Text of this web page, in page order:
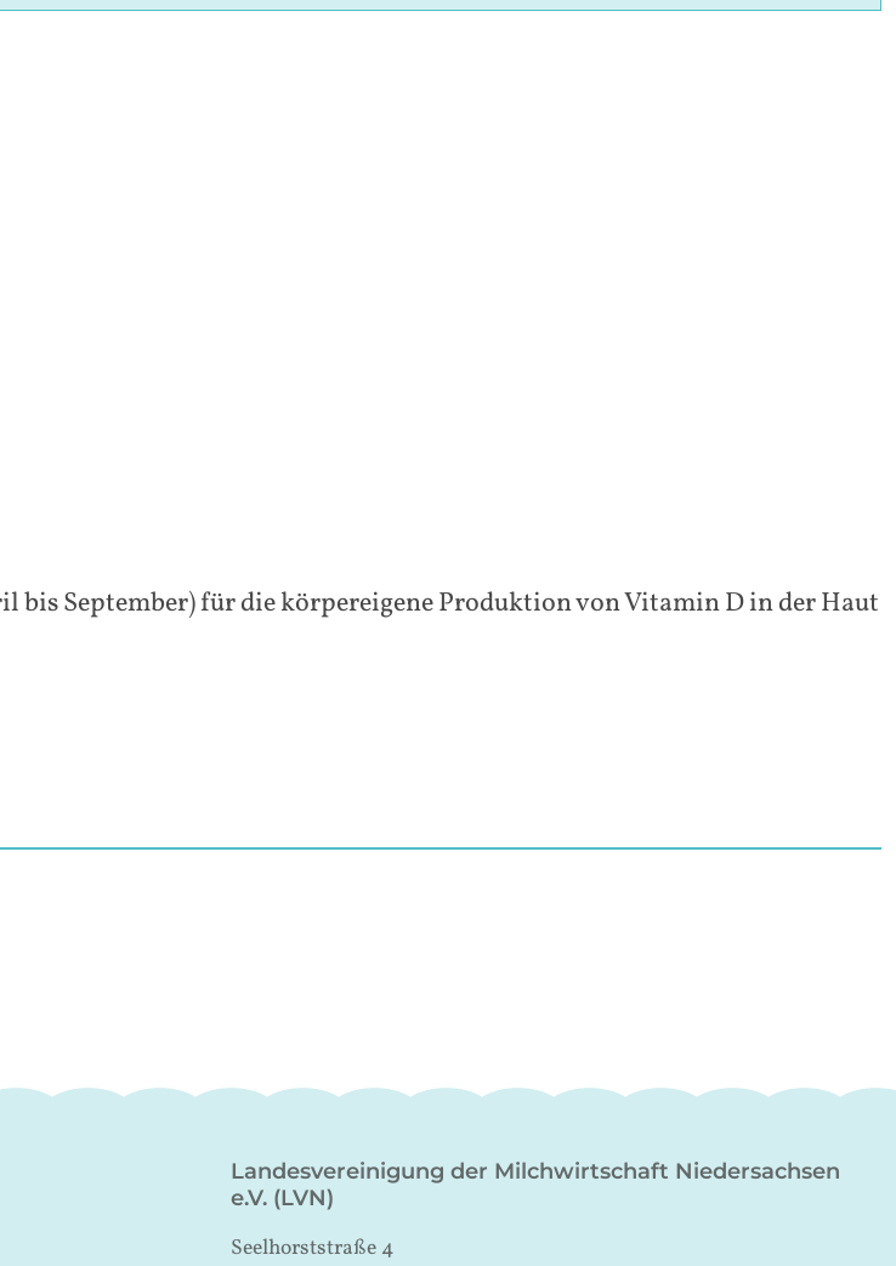
September) für die körpereigene Produktion von Vitamin D in der Haut
Landesvereinigung der Milchwirtschaft Niedersachsen
e.V. (LVN)
Seelhorststraße 4